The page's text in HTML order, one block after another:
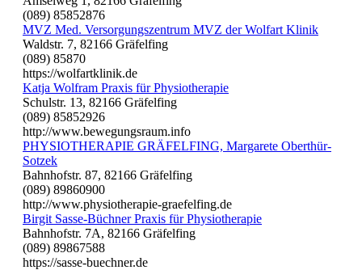
(089) 85852876
MVZ Med. Versorgungszentrum MVZ der Wolfart Klinik
Waldstr. 7, 82166 Gräfelfing
(089) 85870
https://wolfartklinik.de
Katja Wolfram Praxis für Physiotherapie
Schulstr. 13, 82166 Gräfelfing
(089) 85852926
http://www.bewegungsraum.info
PHYSIOTHERAPIE GRÄFELFING, Margarete Oberthür-
Sotzek
Bahnhofstr. 87, 82166 Gräfelfing
(089) 89860900
http://www.physiotherapie-graefelfing.de
Birgit Sasse-Büchner Praxis für Physiotherapie
Bahnhofstr. 7A, 82166 Gräfelfing
(089) 89867588
https://sasse-buechner.de